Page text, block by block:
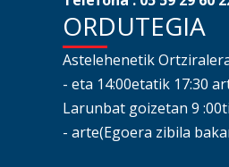
ORDUTEGIA
Astelehenetik
- eta 14:00etatik 17:30
Larunbat goizetan 9
- arte(Egoera zibila